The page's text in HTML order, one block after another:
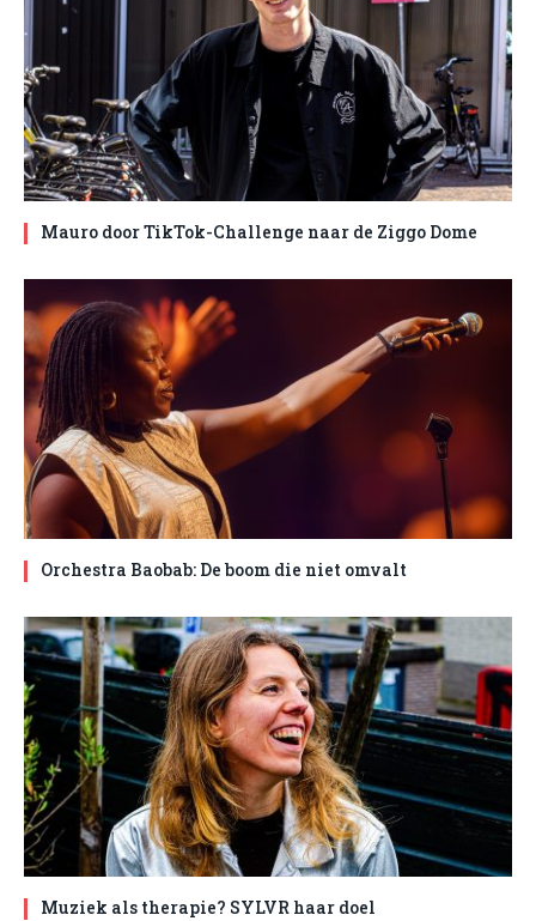
Mauro door TikTok-Challenge naar de Ziggo Dome
Orchestra Baobab: De boom die niet omvalt
Muziek als therapie? SYLVR haar doel